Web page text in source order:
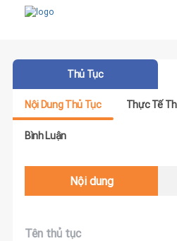
Thủ Tục
Nội Dung Thủ Tục Thực Tế
Bình Luận
Nội dung
Tên thủ tục